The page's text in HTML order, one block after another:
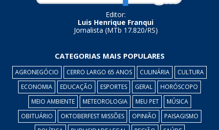
Editor:
Luis Henrique Franqui
Jornalista (MTb 17.820/RS)
CATEGORIAS MAIS POPULARES
AGRONEGÓCIO CERRO LARGO 65 ANOS CULINÁRIA
CULTURA
ECONOMIA
EDUCAÇÃO ESPORTES GERAL
HORÓSCOPO
MEIO AMBIENTE
METEOROLOGIA MEU PET
MÚSICA
OBITUÁRIO
OKTOBERFEST MISSÕES OPINIÃO
PAISAGISMO